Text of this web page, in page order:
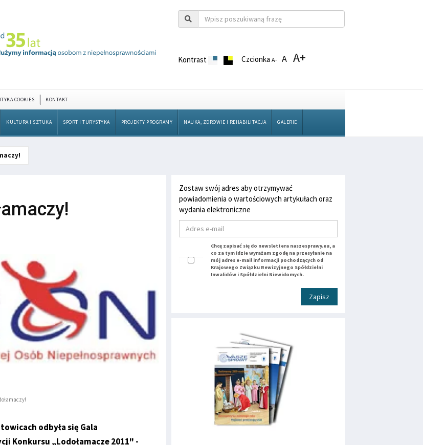
Kontrast CzcionkaA- A A+
COOKIES KONTAKT
KULTURA I SZTUKA SPORT I TURYSTYKA PROJEKTY PROGRAMY NAUKA, ZDROWIE I REHABILITACJA GALERIE
odbyła się Gala
Konkursu „Lodołamacze 2011" -
Zostaw swój adres aby otrzymywać
powiadomienia o wartościowych artykułach oraz
wydania elektroniczne
Chcę zapisać się do newslettera naszesprawy.eu, a
co za tym idzie wyrażam zgodę na przesyłanie na
mój adres e-mail informacji pochodzących od
Krajowego Związku Rewizyjnego Spółdzielni
Inwalidów i Spółdzielni Niewidomych.
Zapisz